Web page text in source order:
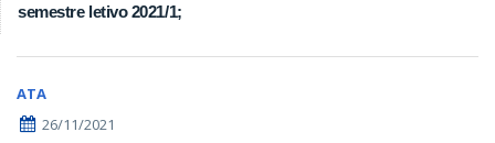
semestre letivo 2021/1;
ATA
26/11/2021